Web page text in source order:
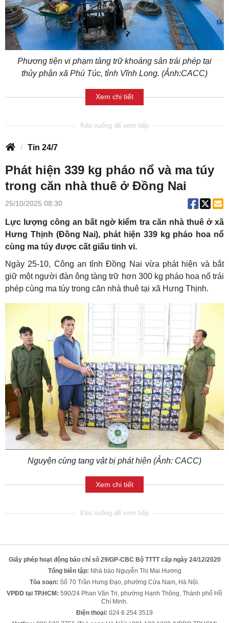
Phương tiện vi phạm tàng trữ khoáng sản trái phép tại
thủy phận xã Phú Túc, tỉnh Vĩnh Long. (Ảnh:CACC)
Xem chi tiết
Tin 24/7
Phát hiện 339 kg pháo nổ và ma túy
trong căn nhà thuê ở Đồng Nai
25/10/2025 08:30
Lực lượng công an bất ngờ kiểm tra căn nhà thuê ở xã
Hưng Thịnh (Đồng Nai), phát hiện 339 kg pháo hoa nổ
cùng ma túy được cất giấu tinh vi.
Ngày 25-10, Công an tỉnh Đồng Nai vừa phát hiện và bắt
giữ một người đàn ông tàng trữ hơn 300 kg pháo hoa nổ trái
phép cùng ma túy trong căn nhà thuê tại xã Hưng Thịnh.
Nguyện cùng tang vật bị phát hiện (Ảnh: CACC)
Xem chi tiết
Giấy phép hoạt động báo chí số 29/GP-CBC Bộ TTTT cấp ngày 24/12/2020
Tổng biên tập: Nhà báo Nguyễn Thị Mai Hương
Tòa soạn: Số 70 Trần Hưng Đạo, phường Cửa Nam, Hà Nội.
VPĐD tại TP.HCM: 590/24 Phan Văn Trị, phường Hạnh Thông, Thành phố Hồ
Chí Minh.
Điện thoại: 024 6 254 3519